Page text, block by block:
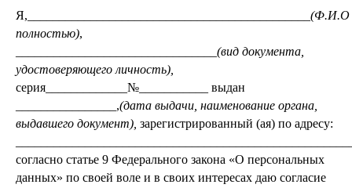
Я,_____________________________________________ (Ф.И.О
полностью),
(вид документа,
удостоверяющего личность),
серия_____________№___________ выдан
________________,(дата выдачи, наименование органа,
выдавшего документ), зарегистрированный (ая) по адресу:
согласно статье 9 Федерального закона «О персональных
данных» по своей воле и в своих интересах даю согласие